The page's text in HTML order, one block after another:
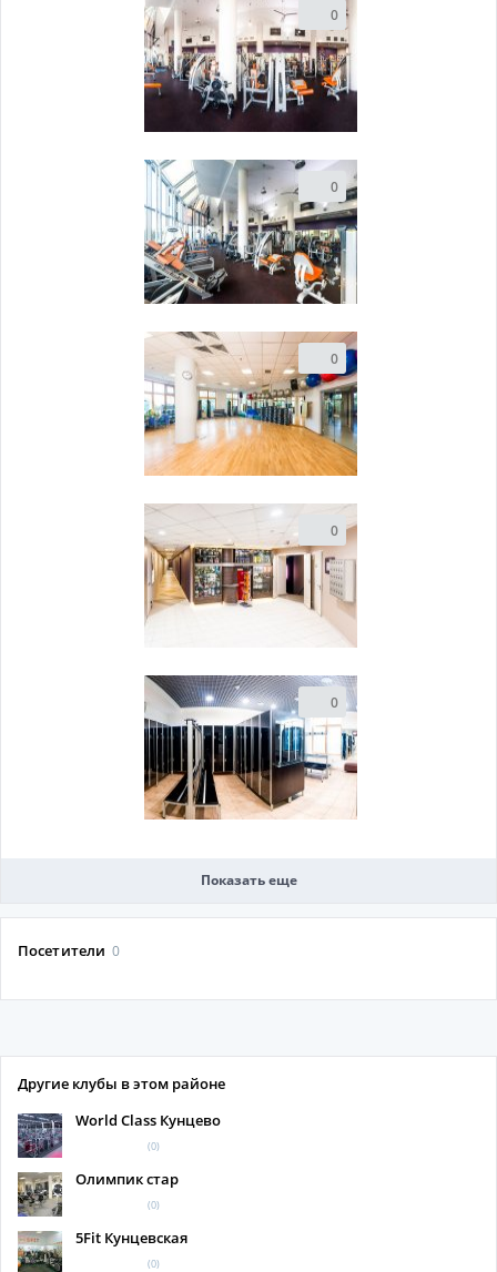
0
0
0
0
0
Показать еще
Посетители 0
Другие клубы в этом районе
World Class Кунцево
(0)
Олимпик стар
(0)
5Fit Кунцевская
(0)